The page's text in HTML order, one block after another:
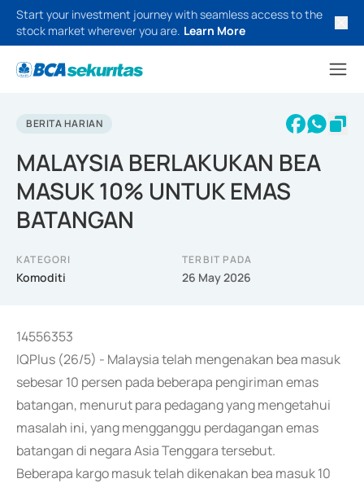
Start your investment journey with seamless access to the
stock market wherever you are. Learn More
BERITA HARIAN
MALAYSIA BERLAKUKAN BEA
MASUK 10% UNTUK EMAS
BATANGAN
KATEGORI
Komoditi
TERBIT PADA
26 May 2026
14556353
IQPlus (26/5) - Malaysia telah mengenakan bea masuk
sebesar 10 persen pada beberapa pengiriman emas
batangan, menurut para pedagang yang mengetahui
masalah ini, yang mengganggu perdagangan emas
batangan di negara Asia Tenggara tersebut.
Beberapa kargo masuk telah dikenakan bea masuk 10